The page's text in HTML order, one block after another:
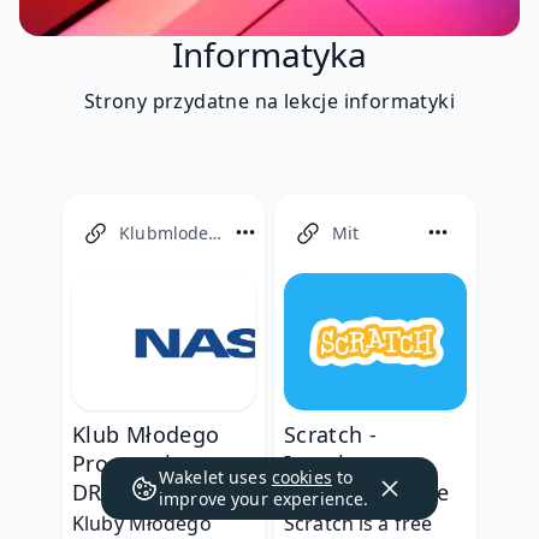
Informatyka
Strony przydatne na lekcje informatyki
Klubmlodegoprogramisty
Klub Młodego
Programisty:
DRUGA EDYCJA
Kluby Młodego
Mit
Scratch -
Imagine,
Program, Share
Scratch is a free
Wakelet uses cookies to
improve your experience.